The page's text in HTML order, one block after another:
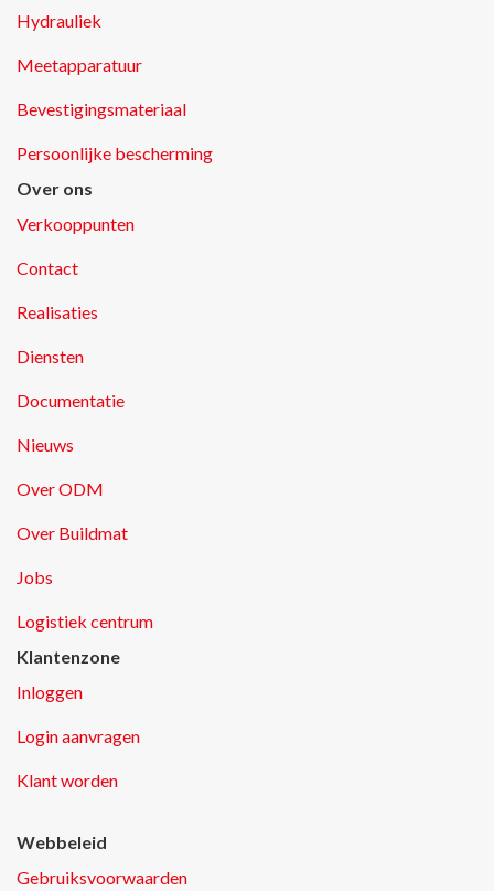
Hydrauliek
Meetapparatuur
Bevestigingsmateriaal
Persoonlijke bescherming
Over ons
Verkooppunten
Contact
Realisaties
Diensten
Documentatie
Nieuws
Over ODM
Over Buildmat
Jobs
Logistiek centrum
Klantenzone
Inloggen
Login aanvragen
Klant worden
Webbeleid
Gebruiksvoorwaarden